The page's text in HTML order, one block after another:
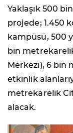
Yaklaşık 500
projede; 1.450
kampüsü, 500
bin
Merkezi), 6 bin
etkinlik
metrekarelik
alacak.